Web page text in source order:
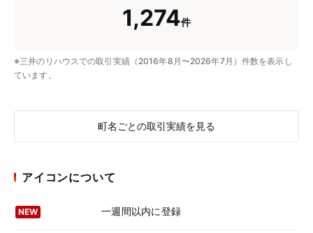
1,274件
※三井のリハウスでの取引実績（2016年8月〜2026年7月）件数を表示し
ています。
町名ごとの取引実績を見る
アイコンについて
NEW 一週間以内に登録